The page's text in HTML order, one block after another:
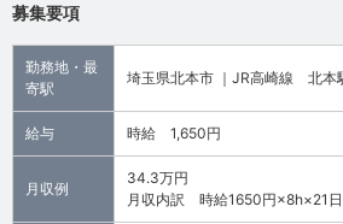
募集要項
勤務地・最
寄駅
埼玉県北本市 ｜JR高崎線 北本
給与 時給 1,650円
月収例
34.3万円
月収内訳 時給1650円×8h×21